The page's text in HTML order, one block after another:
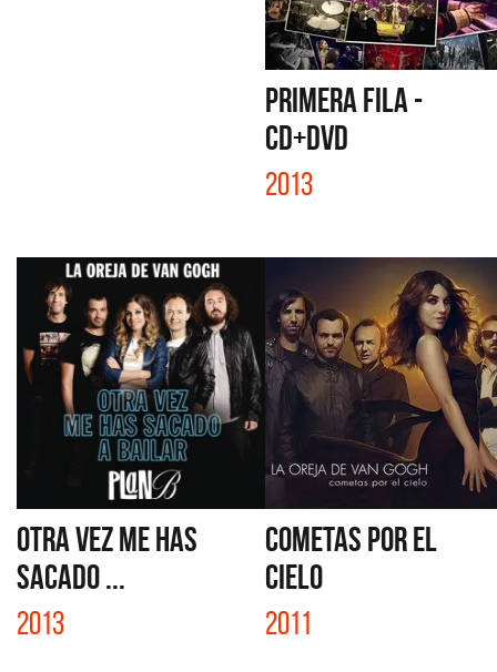
PRIMERA FILA -
CD+DVD
2013
OTRA VEZ ME HAS
SACADO ...
2013
COMETAS POR EL
CIELO
2011